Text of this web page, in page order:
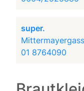
super.
01 8764090